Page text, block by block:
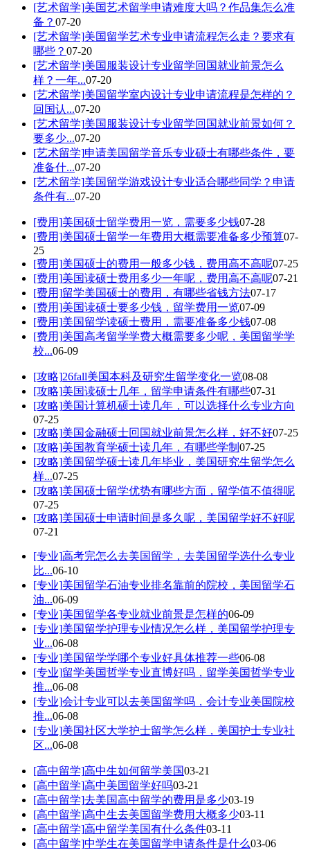
[艺术留学]美国艺术留学申请难度大吗？作品集怎么准
备？ 07-20
[艺术留学]美国留学艺术专业申请流程怎么走？要求有
哪些？ 07-20
[艺术留学]美国服装设计专业留学回国就业前景怎么
样？一年...07-20
[艺术留学]美国留学室内设计专业申请流程是怎样的？
回国认...07-20
[艺术留学]美国服装设计专业留学回国就业前景如何？
要多少...07-20
[艺术留学]申请美国留学音乐专业硕士有哪些条件，要
准备什...07-20
[艺术留学]美国留学游戏设计专业适合哪些同学？申请
条件有...07-20
[费用]美国硕士留学费用一览，需要多少钱07-28
[费用]美国硕士留学一年费用大概需要准备多少预算07-
25
[费用]美国硕士的费用一般多少钱，费用高不高呢07-25
[费用]美国读硕士费用多少一年呢，费用高不高呢07-21
[费用]留学美国硕士的费用，有哪些省钱方法07-17
[费用]美国读硕士要多少钱，留学费用一览07-09
[费用]美国留学读硕士费用，需要准备多少钱07-08
[费用]美国高考留学学费大概需要多少呢，美国留学学
校...06-09
[攻略]26fall美国本科及研究生留学变化一览08-08
[攻略]美国读硕士几年，留学申请条件有哪些07-31
[攻略]美国计算机硕士读几年，可以选择什么专业方向
07-25
[攻略]美国金融硕士回国就业前景怎么样，好不好07-25
[攻略]美国教育学硕士读几年，有哪些学制 07-25
[攻略]美国留学硕士读几年毕业，美国研究生留学怎么
样...07-25
[攻略]美国硕士留学优势有哪些方面，留学值不值得呢
07-25
[攻略]美国硕士申请时间是多久呢，美国留学好不好呢
07-21
[专业]高考完怎么去美国留学，去美国留学选什么专业
比...06-10
[专业]美国留学石油专业排名靠前的院校，美国留学石
油...06-09
[专业]美国留学各专业就业前景是怎样的06-09
[专业]美国留学护理专业情况怎么样，美国留学护理专
业...06-08
[专业]美国留学学哪个专业好具体推荐一些06-08
[专业]留学美国哲学专业直博好吗，留学美国哲学专业
推...06-08
[专业]会计专业可以去美国留学吗，会计专业美国院校
推...06-08
[专业]美国社区大学护士留学怎么样，美国护士专业社
区...06-08
[高中留学]高中生如何留学美国03-21
[高中留学]高中美国留学好吗03-21
[高中留学]去美国高中留学的费用是多少03-19
[高中留学]高中生去美国留学费用大概多少03-11
[高中留学]高中留学美国有什么条件03-11
[高中留学]中学生在美国留学申请条件是什么03-06